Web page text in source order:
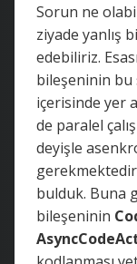
Sorun ne
ziyade yanlış
edebiliriz.
bileşeninin bu
içerisinde yer
de paralel
deyişle
bulduk. Buna
bileşeninin